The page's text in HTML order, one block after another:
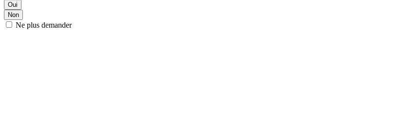
Oui
Non
Ne plus demander